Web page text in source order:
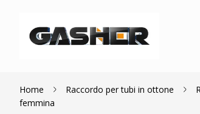
Home Raccordo per tubi in ottone
femmina